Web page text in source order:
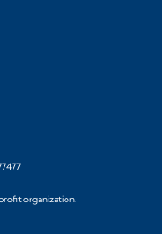
organization.